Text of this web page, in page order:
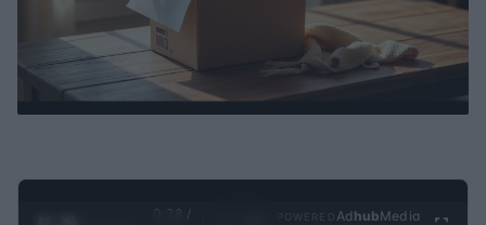
0:29 /
Ad hubMedia